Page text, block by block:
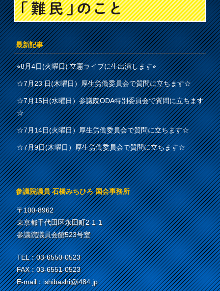
最新記事
⭐︎8月4日(火曜日) 立憲ライブに生出演します⭐︎
☆7月23 日(木曜日）厚生労働委員会で質問に立ちます☆
☆7月15日(水曜日）参議院ODA特別委員会で質問に立ちます
☆
☆7月14日(火曜日）厚生労働委員会で質問に立ちます☆
☆7月9日(木曜日）厚生労働委員会で質問に立ちます☆
参議院議員 石橋みちひろ 国会事務所
〒100-8962
東京都千代田区永田町2-1-1
参議院議員会館523号室
TEL：03-6550-0523
FAX：03-6551-0523
E-mail：ishibashi@i484.jp